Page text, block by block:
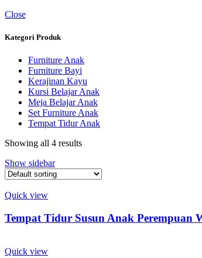
Close
Kategori Produk
Furniture Anak
Furniture Bayi
Kerajinan Kayu
Kursi Belajar Anak
Meja Belajar Anak
Set Furniture Anak
Tempat Tidur Anak
Showing all 4 results
Show sidebar
Quick view
Tempat Tidur Susun Anak Perempuan
Quick view